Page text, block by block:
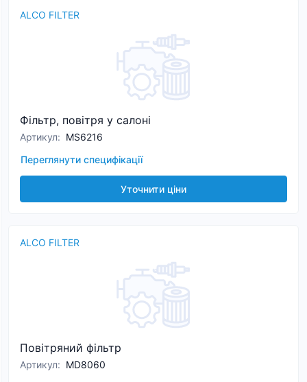
ALCO FILTER
Фільтр, повітря у салоні
Артикул: MS6216
Переглянути специфікації
Уточнити ціни
ALCO FILTER
Повітряний фільтр
Артикул: MD8060